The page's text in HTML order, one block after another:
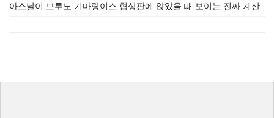
아스날이 브루노 기마랑이스 협상판에 앉았을 때 보이는 진짜 계산